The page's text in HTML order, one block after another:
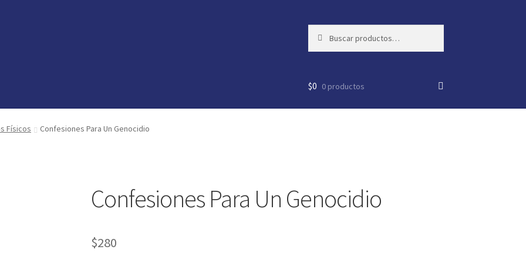
por:
$0 0 productos
Físicos Confesiones Para Un Genocidio
Confesiones Para Un Genocidio
$280